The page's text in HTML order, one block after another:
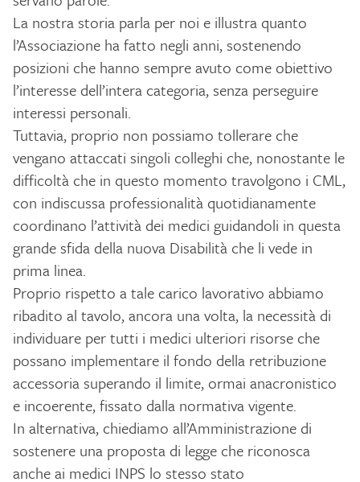
La nostra storia parla per noi e illustra quanto
l’Associazione ha fatto negli anni, sostenendo
posizioni che hanno sempre avuto come obiettivo
l’interesse dell’intera categoria, senza perseguire
interessi personali.
Tuttavia, proprio non possiamo tollerare che
vengano attaccati singoli colleghi che, nonostante le
difficoltà che in questo momento travolgono i CML,
con indiscussa professionalità quotidianamente
coordinano l’attività dei medici guidandoli in questa
grande sfida della nuova Disabilità che li vede in
prima linea.
Proprio rispetto a tale carico lavorativo abbiamo
ribadito al tavolo, ancora una volta, la necessità di
individuare per tutti i medici ulteriori risorse che
possano implementare il fondo della retribuzione
accessoria superando il limite, ormai anacronistico
e incoerente, fissato dalla normativa vigente.
In alternativa, chiediamo all’Amministrazione di
sostenere una proposta di legge che riconosca
anche ai medici INPS lo stesso stato